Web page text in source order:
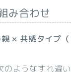
み合わせ
× 共感タイプ
ようなすれ違